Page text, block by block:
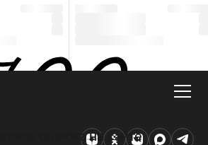
ошибка на сайте